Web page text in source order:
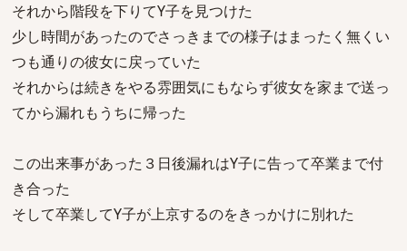
それから階段を下りてY子を見つけた
少し時間があったのでさっきまでの様子はまったく無くい
つも通りの彼女に戻っていた
それからは続きをやる雰囲気にもならず彼女を家まで送っ
てから漏れもうちに帰った
この出来事があった３日後漏れはY子に告って卒業まで付
き合った
そして卒業してY子が上京するのをきっかけに別れた